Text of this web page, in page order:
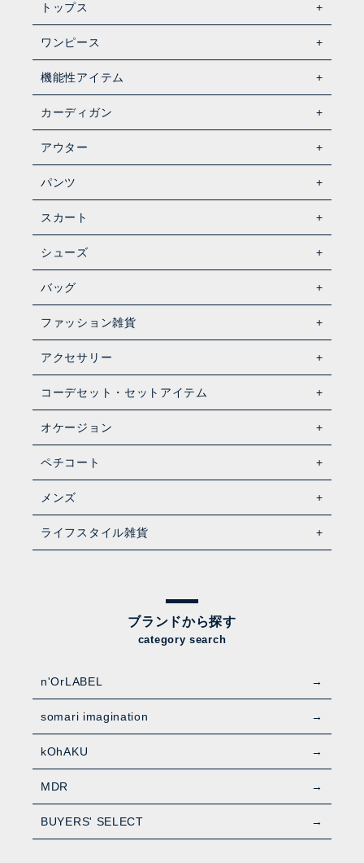
トップス
ワンピース
機能性アイテム
カーディガン
アウター
パンツ
スカート
シューズ
バッグ
ファッション雑貨
アクセサリー
コーデセット・セットアイテム
オケージョン
ペチコート
メンズ
ライフスタイル雑貨
ブランドから探す
category search
n'OrLABEL
somari imagination
kOhAKU
MDR
BUYERS' SELECT